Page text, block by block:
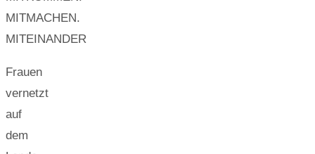
MITMACHEN.
MITEINANDER
Frauen
vernetzt
auf
dem